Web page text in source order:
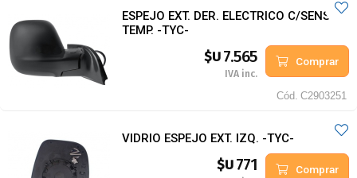
ESPEJO EXT. DER. ELECTRICO C/SENSOR
TEMP. -TYC-
$U7.565
IVA inc.
Comprar
Cód. C2903251
VIDRIO ESPEJO EXT. IZQ. -TYC-
$U771 Comprar